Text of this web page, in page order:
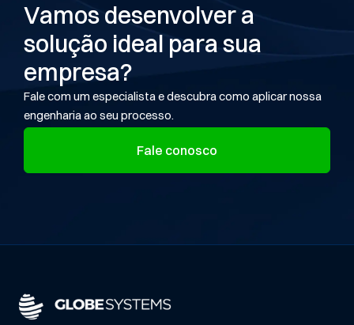
Vamos desenvolver a
solução ideal para sua
empresa?
Fale com um especialista e descubra como aplicar nossa
engenharia ao seu processo.
Fale conosco